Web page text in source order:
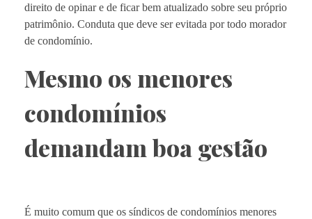
direito de opinar e de ficar bem atualizado sobre seu próprio
patrimônio. Conduta que deve ser evitada por todo morador
de condomínio.
Mesmo os menores
condomínios
demandam boa gestão
É muito comum que os síndicos de condomínios menores